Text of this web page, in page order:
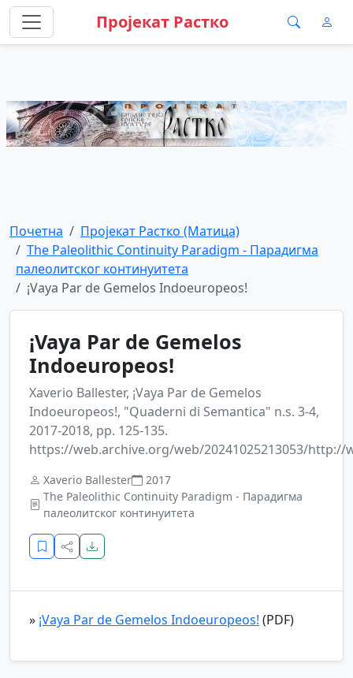
Пројекат Растко
Почетна
Пројекат Растко (Матица)
The Paleolithic Continuity Paradigm - Парадигма
палеолитског континуитета
¡Vaya Par de Gemelos Indoeuropeos!
¡Vaya Par de Gemelos
Indoeuropeos!
Xaverio Ballester, ¡Vaya Par de Gemelos
Indoeuropeos!, "Quaderni di Semantica" n.s. 3-4,
2017-2018, pp. 125-135.
https://web.archive.org/web/20241025213053/http://
Xaverio Ballester
2017
The Paleolithic Continuity Paradigm - Парадигма
палеолитског континуитета
» ¡Vaya Par de Gemelos Indoeuropeos! (PDF)